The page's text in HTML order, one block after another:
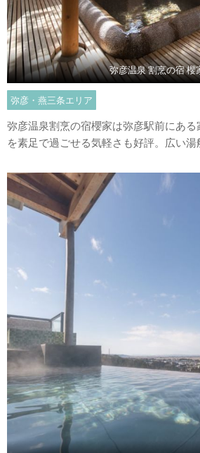
弥彦温泉 割烹の宿 櫻
弥彦・燕三条エリア
弥彦温泉割烹の宿櫻家は弥彦駅前にあ
を素足で過ごせる気軽さも好評。広い湯